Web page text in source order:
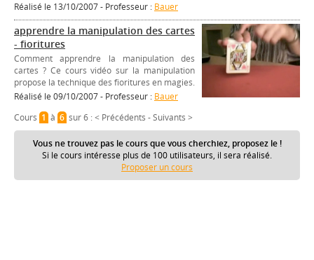
Réalisé le 13/10/2007 - Professeur : Bauer
apprendre la manipulation des cartes
- fioritures
Comment apprendre la manipulation des
cartes ? Ce cours vidéo sur la manipulation
propose la technique des fioritures en magies.
Réalisé le 09/10/2007 - Professeur : Bauer
Cours 1à 6sur 6 :< Précédents -Suivants >
Vous ne trouvez pas le cours que vous cherchiez, proposez le !
Si le cours intéresse plus de 100 utilisateurs, il sera réalisé.
Proposer un cours